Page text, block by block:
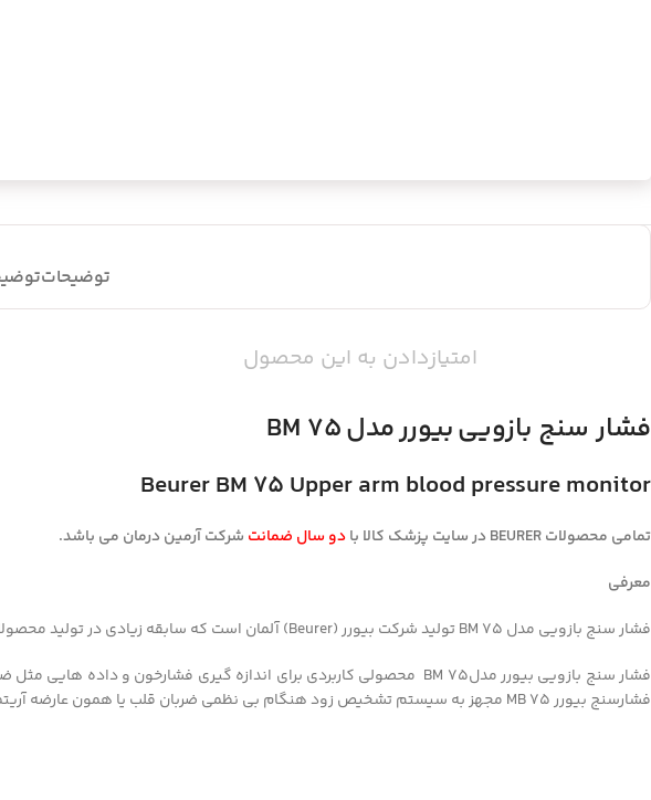
توضیحات
امتیازدادن به این محصول
­فشار سنج بازوییبیوررمدل BM 75
Beurer BM 75 Upper arm blood pressure monitor
تمامی محصولات BEURER در سایت پزشک کالا بادو سال ضمانت شرکت آرمین درمان می باشد.
معرفی
فشار سنج بازویی مدل BM 75 تولید شرکت بیورر (Beurer) آلمان است که سابقه زیادی در تولید محصولات سنجش سلامت دارد.
فشارسنج بیورر MB 75 مجهز به سیستم تشخیص زود هنگام بی نظمی ضربان قلب یا همون عارضه آریتمی می باشد.